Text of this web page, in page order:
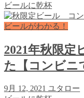
ビールに乾杯
ビールがわかる！
2021年秋限定
た【コンビニ
9月 12, 2021 ユタロー